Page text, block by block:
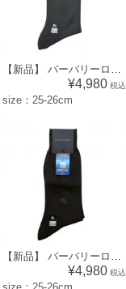
【新品】 バーバリーロンドン BURBERRY LONDON メンズ 靴下 ソックス （ストライプ×ワンポイント柄）ブラウン系 [size:25-26cm] 52584
¥4,980 税込
size：25-26cm
【新品】 バーバリーロンドン BURBERRY LONDON メンズ 靴下 ソックス （アーガイル×ワンポイント柄）ブラウン系 [size:25-26cm] 52563
¥4,980 税込